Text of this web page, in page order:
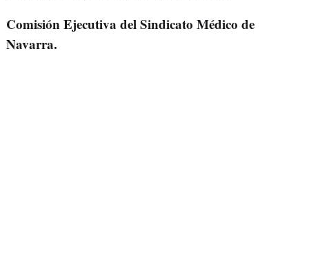
Comisión Ejecutiva del Sindicato Médico de
Navarra.